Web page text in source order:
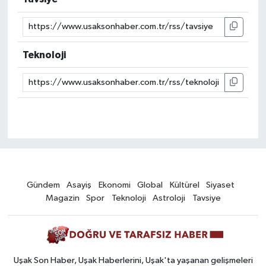
Teknoloji
Gündem Asayiş Ekonomi Global Kültürel
Siyaset
Magazin
Spor Teknoloji Astroloji Tavsiye
Uşak Son Haber, Uşak Haberlerini, Uşak'ta yaşanan gelişmeleri